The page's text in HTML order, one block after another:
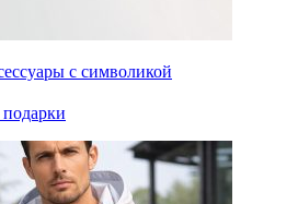
с символикой